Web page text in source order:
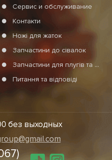
Сервис и обслуживание
Контакти
Ножі для жаток
Запчастини до сівалок
Запчастини для плугів та агротехніки
Питання та відповіді
без выходных